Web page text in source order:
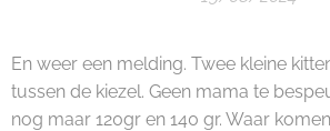
En weer een melding. Twee kleine
tussen de kiezel. Geen mama te
nog maar 120gr en 140 gr. Waar